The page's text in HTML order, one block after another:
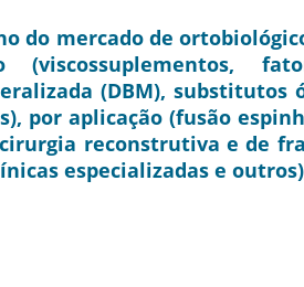
do mercado de
(viscossuplementos,
(DBM),
por aplicação (fusão
reconstrutiva e de
especializadas e